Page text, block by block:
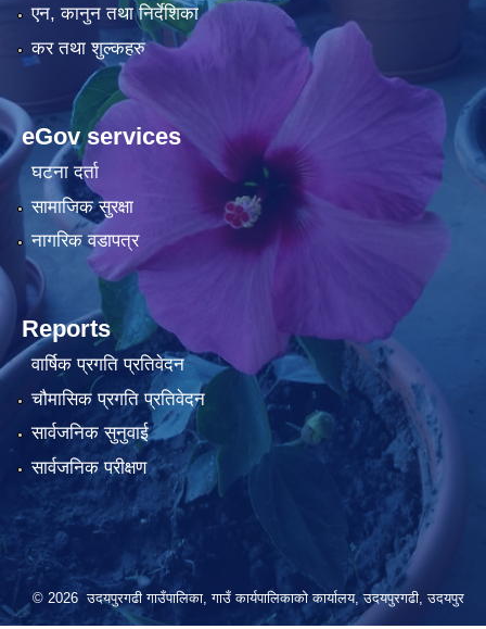
एन, कानुन तथा निर्देशिका
कर तथा शुल्कहरु
eGov services
घटना दर्ता
सामाजिक सुरक्षा
नागरिक वडापत्र
Reports
वार्षिक प्रगति प्रतिवेदन
चौमासिक प्रगति प्रतिवेदन
सार्वजनिक सुनुवाई
सार्वजनिक परीक्षण
© 2026 उदयपुरगढी गाउँपालिका, गाउँ कार्यपालिकाको कार्यालय, उदयपुरगढी, उदयपुर